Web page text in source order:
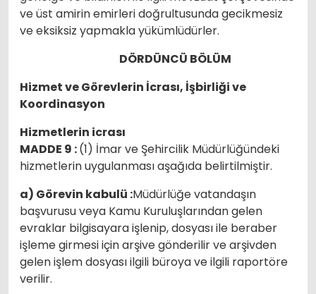
ve üst amirin emirleri doğrultusunda gecikmesiz
ve eksiksiz yapmakla yükümlüdürler.
DÖRDÜNCÜ BÖLÜM
Hizmet ve Görevlerin İcrası, İşbirliği ve
Koordinasyon
Hizmetlerin icrası
MADDE 9 :(1) İmar ve Şehircilik Müdürlüğündeki
hizmetlerin uygulanması aşağıda belirtilmiştir.
a) Görevin kabulü :Müdürlüğe vatandaşın
başvurusu veya Kamu Kuruluşlarından gelen
evraklar bilgisayara işlenip, dosyası ile beraber
işleme girmesi için arşive gönderilir ve arşivden
gelen işlem dosyası ilgili büroya ve ilgili raportöre
verilir.